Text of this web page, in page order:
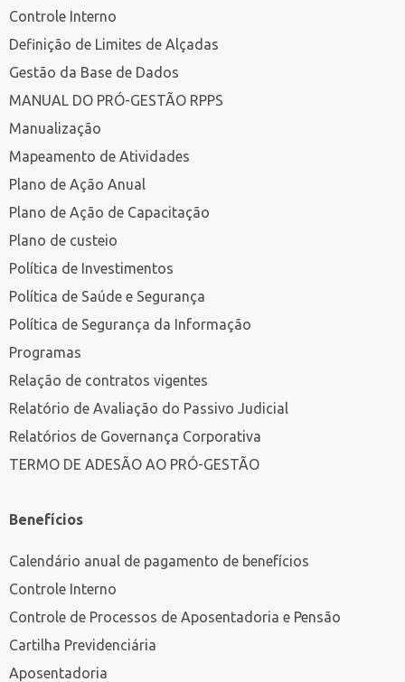
Controle Interno
Definição de Limites de Alçadas
Gestão da Base de Dados
MANUAL DO PRÓ-GESTÃO RPPS
Manualização
Mapeamento de Atividades
Plano de Ação Anual
Plano de Ação de Capacitação
Plano de custeio
Política de Investimentos
Política de Saúde e Segurança
Política de Segurança da Informação
Programas
Relação de contratos vigentes
Relatório de Avaliação do Passivo Judicial
Relatórios de Governança Corporativa
TERMO DE ADESÃO AO PRÓ-GESTÃO
Benefícios
Calendário anual de pagamento de benefícios
Controle Interno
Controle de Processos de Aposentadoria e Pensão
Cartilha Previdenciária
Aposentadoria